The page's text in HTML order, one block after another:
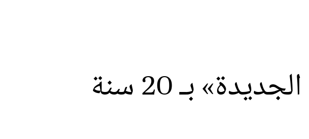
محكمة الجنايات تدين «بيدوفيل الجديدة» بـ 20 سنة